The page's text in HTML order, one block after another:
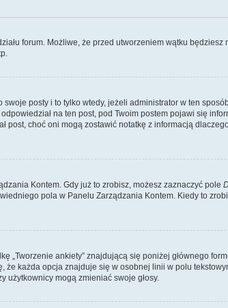
forum. Możliwe, że przed utworzeniem wątku
posty i to tylko wtedy, jeżeli administrator w ten
na ten post, pod Twoim postem pojawi się
post, choć oni mogą zostawić notatkę z informacją
Kontem. Gdy już to zrobisz, możesz zaznaczyć pole
pola w Panelu Zarządzania Kontem. Kiedy to
„Tworzenie ankiety” znajdującą się poniżej głównego
każda opcja znajduje się w osobnej linii w polu
użytkownicy mogą zmieniać swoje głosy.